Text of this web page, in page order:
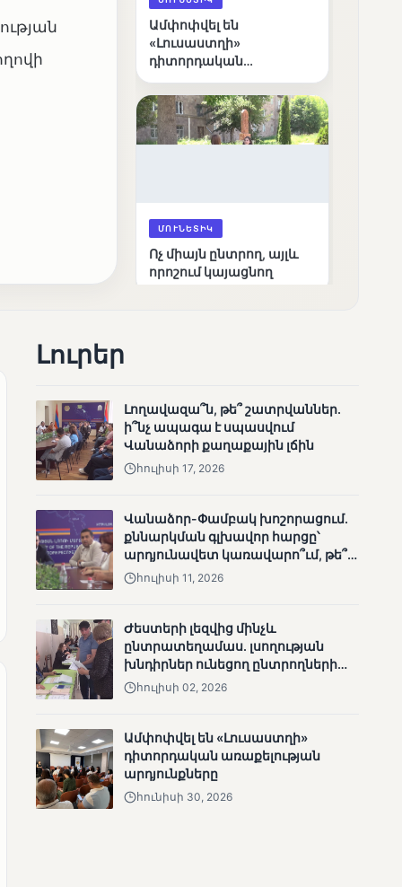
Ամփոփվել են
«Լուսաստղի»
դիտորդական
արդյունքները
ՄՈՒՆԵՏԻԿ
Ոչ միայն ընտրող, այլև
որոշում կայացնող
ՄՈՒՆԵՏԻԿ
Շարունակվում են
անչափահասների
որոնողական
աշխատանքները
ՄՈՒՆԵՏԻԿ
Մատչելի
չլուծված խնդիրներով.
«Լուսաստղի»
դիտորդական
առաքելության
արդյունքները
Լուրեր
Լողավազա՞ն, թե՞ շատրվաններ.
ի՞նչ ապագա է սպասվում
Վանաձորի քաղաքային լճին
հուլիսի 17, 2026
Վանաձոր-Փամբակ խոշորացում.
քննարկման գլխավոր հարցը՝
արդյունավետ կառավարո՞ւմ, թե՞
քաղաքական նպատակ
հուլիսի 11, 2026
Ժեստերի լեզվից մինչև
ընտրատեղամաս. լսողության
խնդիրներ ունեցող ընտրողների
ճանապարհը
հուլիսի 02, 2026
Ամփոփվել են «Լուսաստղի»
դիտորդական առաքելության
արդյունքները
հունիսի 30, 2026